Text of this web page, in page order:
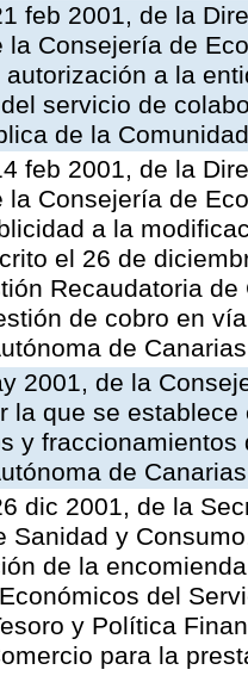
feb 2001, de la
la Consejería de
a la
servicio de
de la
feb 2001, de la
la Consejería de
a la
el 26 de
Recaudatoria
de cobro en
de Canarias
2001, de la
la que se
y
de Canarias
dic 2001, de la
Sanidad y
de la
del
y Política
para la